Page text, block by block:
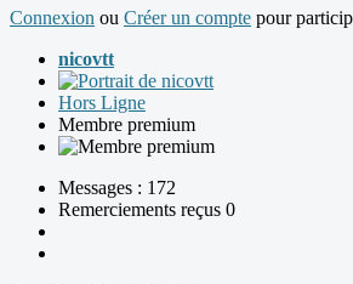
Connexion ou Créer un compte pour
nicovtt
Hors Ligne
Membre premium
Messages : 172
Remerciements reçus 0